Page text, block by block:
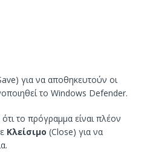
για να αποθηκευτούν οι
το Windows Defender.
το πρόγραμμα είναι πλέον
Κλείσιμο (Close) για να